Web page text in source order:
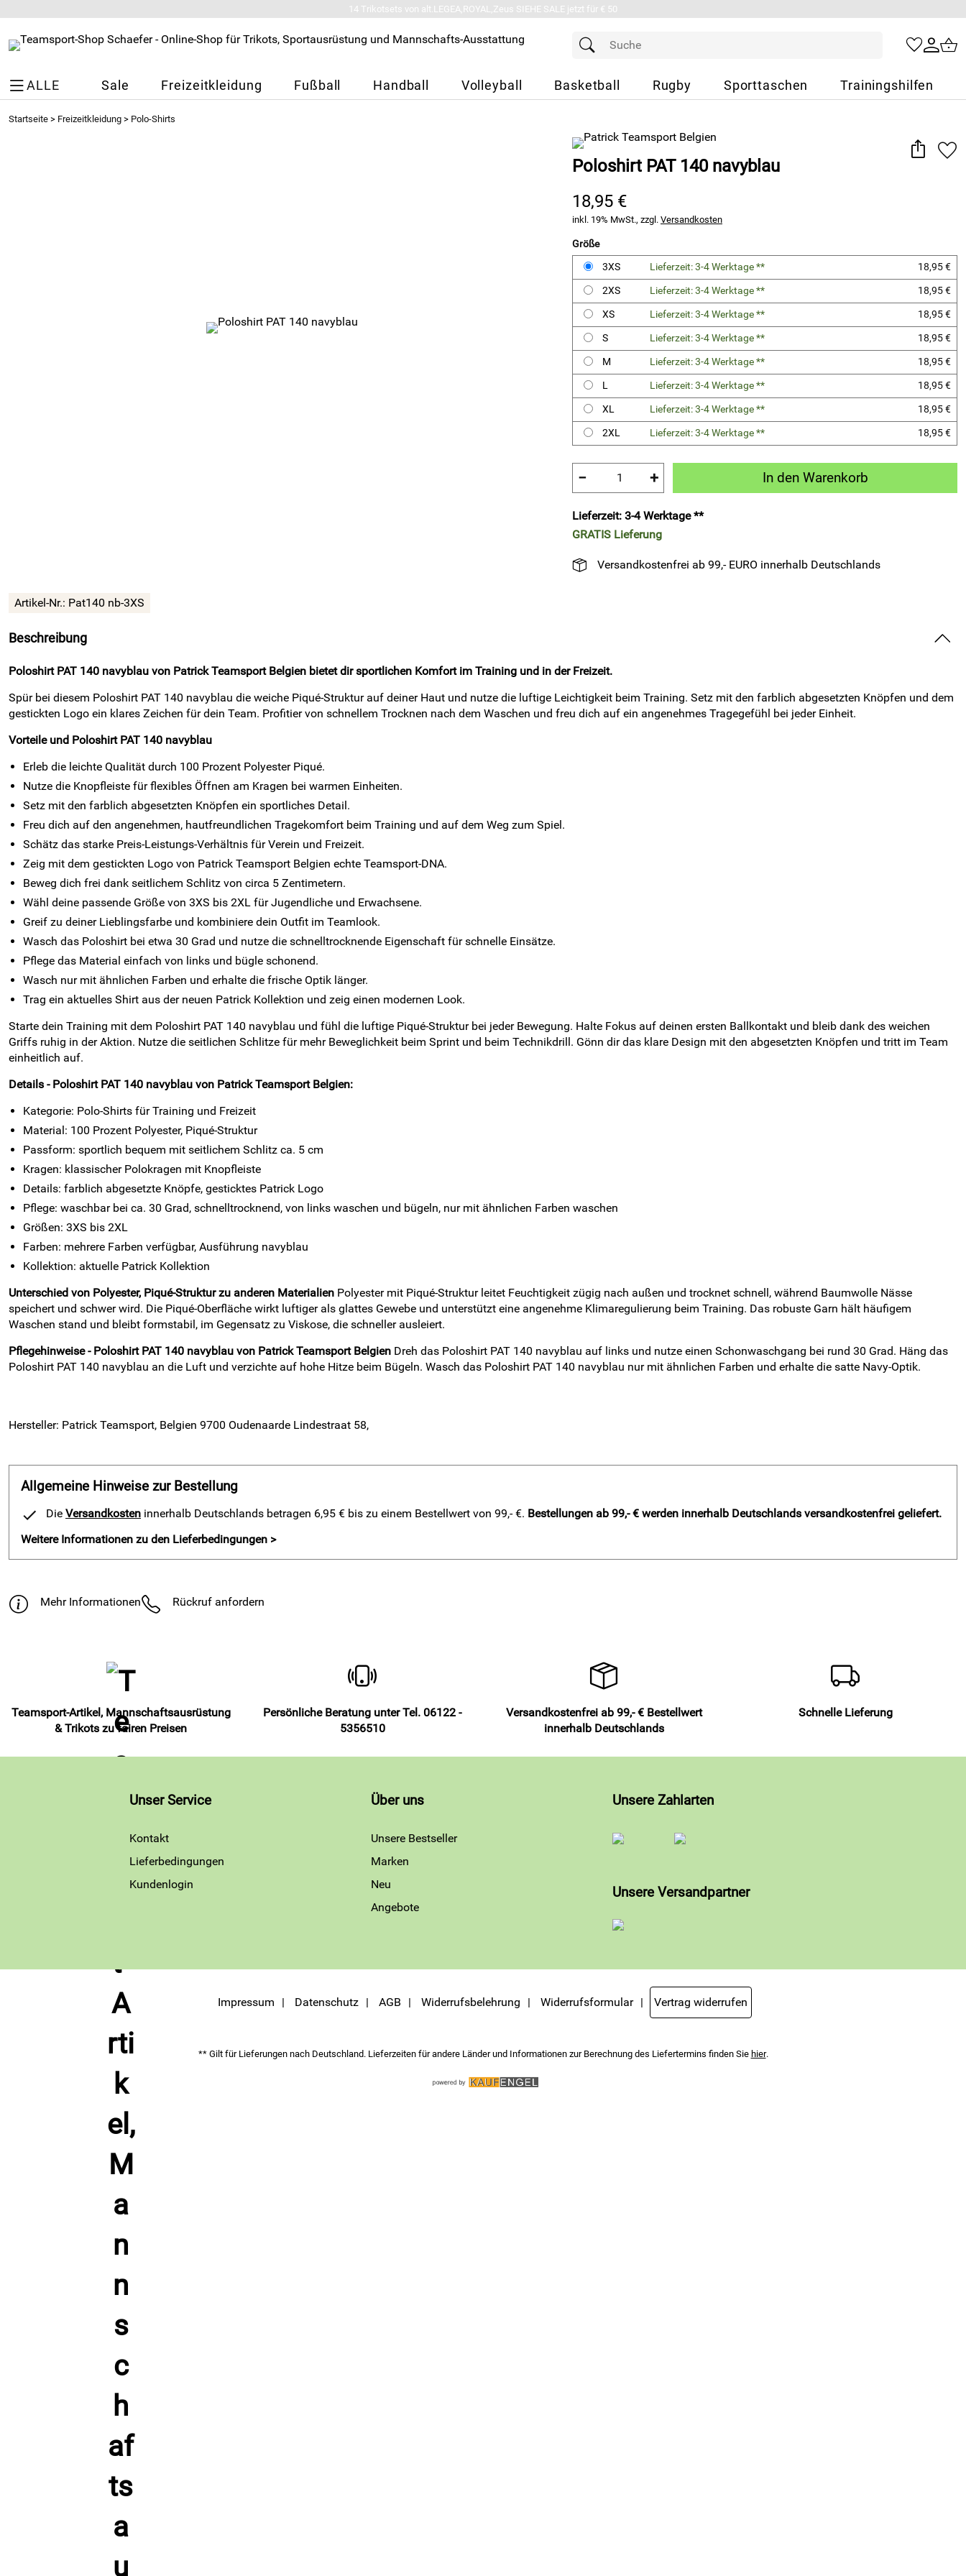
14 Trikotsets von alt.LEGEA,ROYAL,Zeus SIEHE SALE jetzt für € 50
ALLE Sale Freizeitkleidung Fußball Handball Volleyball Basketball Rugby Sporttaschen Trainingshilfen
Startseite > Freizeitkleidung > Polo-Shirts
Poloshirt PAT 140 navyblau
18,95 €
inkl. 19% MwSt., zzgl. Versandkosten
Größe
3XS
Lieferzeit: 3-4 Werktage **
18,95 €
2XS
Lieferzeit: 3-4 Werktage **
18,95 €
XS
Lieferzeit: 3-4 Werktage **
18,95 €
S
Lieferzeit: 3-4 Werktage **
18,95 €
M
Lieferzeit: 3-4 Werktage **
18,95 €
L
Lieferzeit: 3-4 Werktage **
18,95 €
XL
Lieferzeit: 3-4 Werktage **
18,95 €
2XL
Lieferzeit: 3-4 Werktage ** 18,95 €
− + In den Warenkorb
Lieferzeit: 3-4 Werktage **
GRATIS Lieferung
Versandkostenfrei ab 99,- EURO innerhalb Deutschlands
Artikel-Nr.: Pat140 nb-3XS
Beschreibung
Poloshirt PAT 140 navyblau von Patrick Teamsport Belgien bietet dir sportlichen Komfort im Training und in der Freizeit.
Spür bei diesem Poloshirt PAT 140 navyblau die weiche Piqué-Struktur auf deiner Haut und nutze die luftige Leichtigkeit beim Training. Setz mit den farblich abgesetzten Knöpfen und dem
gestickten Logo ein klares Zeichen für dein Team. Profitier von schnellem Trocknen nach dem Waschen und freu dich auf ein angenehmes Tragegefühl bei jeder Einheit.
Vorteile und Poloshirt PAT 140 navyblau
Erleb die leichte Qualität durch 100 Prozent Polyester Piqué.
Nutze die Knopfleiste für flexibles Öffnen am Kragen bei warmen Einheiten.
Setz mit den farblich abgesetzten Knöpfen ein sportliches Detail.
Freu dich auf den angenehmen, hautfreundlichen Tragekomfort beim Training und auf dem Weg zum Spiel.
Schätz das starke Preis-Leistungs-Verhältnis für Verein und Freizeit.
Zeig mit dem gestickten Logo von Patrick Teamsport Belgien echte Teamsport-DNA.
Beweg dich frei dank seitlichem Schlitz von circa 5 Zentimetern.
Wähl deine passende Größe von 3XS bis 2XL für Jugendliche und Erwachsene.
Greif zu deiner Lieblingsfarbe und kombiniere dein Outfit im Teamlook.
Wasch das Poloshirt bei etwa 30 Grad und nutze die schnelltrocknende Eigenschaft für schnelle Einsätze.
Pflege das Material einfach von links und bügle schonend.
Wasch nur mit ähnlichen Farben und erhalte die frische Optik länger.
Trag ein aktuelles Shirt aus der neuen Patrick Kollektion und zeig einen modernen Look.
Starte dein Training mit dem Poloshirt PAT 140 navyblau und fühl die luftige Piqué-Struktur bei jeder Bewegung. Halte Fokus auf deinen ersten Ballkontakt und bleib dank des weichen
Griffs ruhig in der Aktion. Nutze die seitlichen Schlitze für mehr Beweglichkeit beim Sprint und beim Technikdrill. Gönn dir das klare Design mit den abgesetzten Knöpfen und tritt im Team
einheitlich auf.
Details - Poloshirt PAT 140 navyblau von Patrick Teamsport Belgien:
Kategorie: Polo-Shirts für Training und Freizeit
Material: 100 Prozent Polyester, Piqué-Struktur
Passform: sportlich bequem mit seitlichem Schlitz ca. 5 cm
Kragen: klassischer Polokragen mit Knopfleiste
Details: farblich abgesetzte Knöpfe, gesticktes Patrick Logo
Pflege: waschbar bei ca. 30 Grad, schnelltrocknend, von links waschen und bügeln, nur mit ähnlichen Farben waschen
Größen: 3XS bis 2XL
Farben: mehrere Farben verfügbar, Ausführung navyblau
Kollektion: aktuelle Patrick Kollektion
Unterschied von Polyester, Piqué-Struktur zu anderen Materialien Polyester mit Piqué-Struktur leitet Feuchtigkeit zügig nach außen und trocknet schnell, während Baumwolle Nässe
speichert und schwer wird. Die Piqué-Oberfläche wirkt luftiger als glattes Gewebe und unterstützt eine angenehme Klimaregulierung beim Training. Das robuste Garn hält häufigem
Waschen stand und bleibt formstabil, im Gegensatz zu Viskose, die schneller ausleiert.
Pflegehinweise - Poloshirt PAT 140 navyblau von Patrick Teamsport Belgien Dreh das Poloshirt PAT 140 navyblau auf links und nutze einen Schonwaschgang bei rund 30 Grad. Häng das
Poloshirt PAT 140 navyblau an die Luft und verzichte auf hohe Hitze beim Bügeln. Wasch das Poloshirt PAT 140 navyblau nur mit ähnlichen Farben und erhalte die satte Navy-Optik.
Hersteller: Patrick Teamsport, Belgien 9700 Oudenaarde Lindestraat 58,
Allgemeine Hinweise zur Bestellung
Die Versandkosten innerhalb Deutschlands betragen 6,95 € bis zu einem Bestellwert von 99,- €. Bestellungen ab 99,- € werden innerhalb Deutschlands versandkostenfrei geliefert.
Weitere Informationen zu den Lieferbedingungen >
Mehr Informationen Rückruf anfordern
Teamsport-Artikel, Mannschaftsausrüstung
& Trikots zu fairen Preisen
Persönliche Beratung unter Tel. 06122 -
5356510
Versandkostenfrei ab 99,- € Bestellwert
innerhalb Deutschlands
Schnelle Lieferung
Unser Service
Kontakt
Lieferbedingungen
Kundenlogin
Über uns
Unsere Bestseller
Marken
Neu
Angebote
Unsere Zahlarten
Unsere Versandpartner
Impressum Datenschutz AGB Widerrufsbelehrung Widerrufsformular Vertrag widerrufen
** Gilt für Lieferungen nach Deutschland. Lieferzeiten für andere Länder und Informationen zur Berechnung des Liefertermins finden Sie hier.